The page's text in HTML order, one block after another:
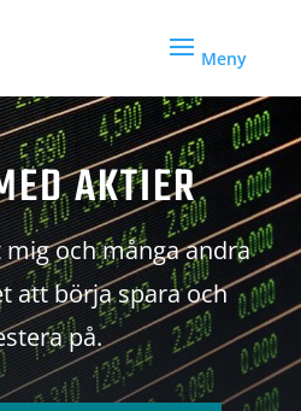
AKTIER
och många andra
att börja spara och
på.